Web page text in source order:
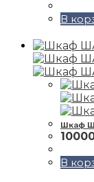
В
Шкаф
В